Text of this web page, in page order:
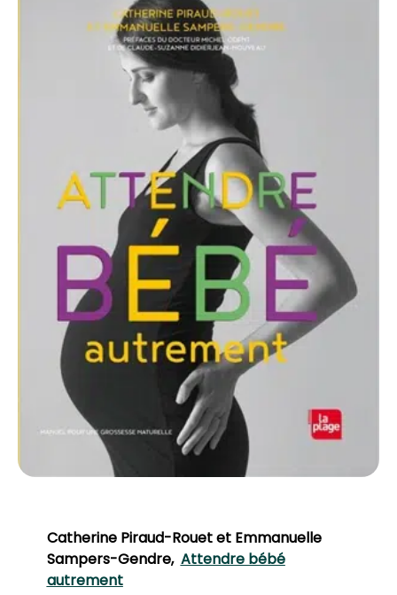
Catherine Piraud-Rouet et Emmanuelle
Sampers-Gendre, Attendre bébé
autrement